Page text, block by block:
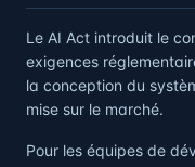
Le AI Act introduit le
exigences
la conception du
mise sur le marché.
Pour les équipes de